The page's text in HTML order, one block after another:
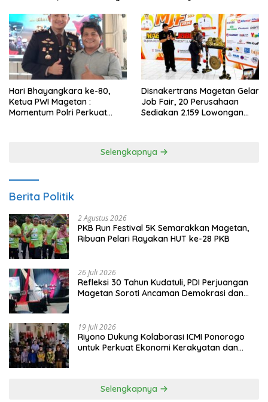
Hari Bhayangkara ke-80,
Ketua PWI Magetan :
Momentum Polri Perkuat
Disnakertrans Magetan Gelar
Job Fair, 20 Perusahaan
Sediakan 2.159 Lowongan
Selengkapnya
Berita Politik
2 Agustus 2026
PKB Run Festival 5K Semarakkan Magetan,
Ribuan Pelari Rayakan HUT ke-28 PKB
26 Juli 2026
Refleksi 30 Tahun Kudatuli, PDI Perjuangan
Magetan Soroti Ancaman Demokrasi dan
19 Juli 2026
Riyono Dukung Kolaborasi ICMI Ponorogo
untuk Perkuat Ekonomi Kerakyatan dan
Selengkapnya